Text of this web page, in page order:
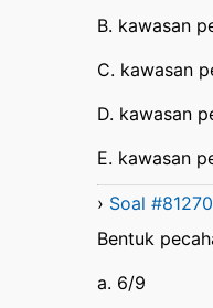
B. kawasan
C. kawasan
D. kawasan
E. kawasan
› Soal
Bentuk
a. 6/9